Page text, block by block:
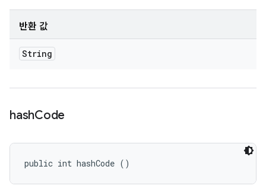
반환 값
String
hashCode
public int hashCode ()